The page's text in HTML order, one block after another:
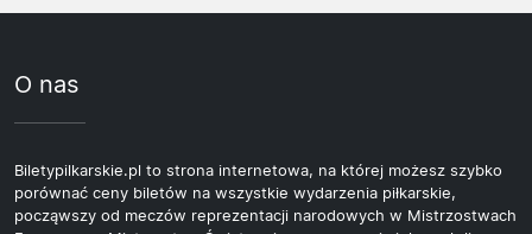
O nas
Biletypilkarskie.pl to strona internetowa, na której możesz szybko
porównać ceny biletów na wszystkie wydarzenia piłkarskie,
począwszy od meczów reprezentacji narodowych w Mistrzostwach